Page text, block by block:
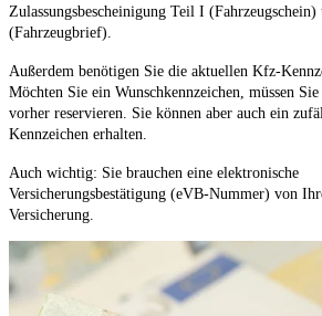
Zulassungsbescheinigung Teil I
(Fahrzeugbrief).
Außerdem benötigen Sie die aktuellen Kfz-
Möchten Sie ein Wunschkennzeichen, müssen Sie
vorher reservieren. Sie können aber auch ein
Kennzeichen erhalten.
Auch wichtig: Sie brauchen eine elektronische
Versicherungsbestätigung (eVB-Nummer) von
Versicherung.